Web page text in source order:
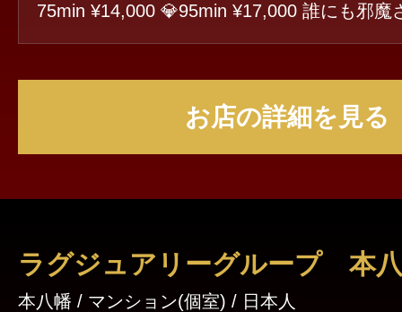
75min ¥14,000 💎95min ¥17,000 誰にも邪魔
きりの空間で 極上美女✨と癒しの時間をお
お店の詳細を見る
ラグジュアリーグループ 本
本八幡 / マンション(個室) / 日本人